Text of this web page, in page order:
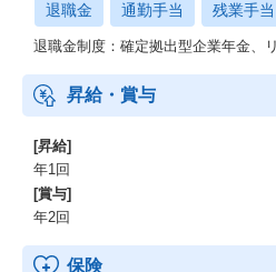
退職金 通勤手当 残業手当
退職金制度：確定拠出型企業年金、
昇給・賞与
[昇給]
年1回
[賞与]
年2回
保険